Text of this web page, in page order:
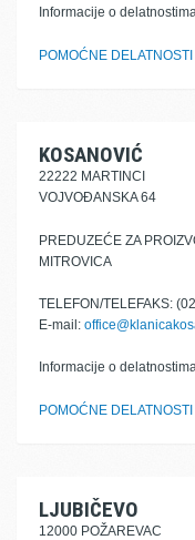
Informacije o
POMOĆNE
KOSANOVIĆ
22222 MARTINCI
VOJVOĐANSKA 64
PREDUZEĆE ZA
MITROVICA
TELEFON/TELEFAKS:
E-mail:
Informacije o
POMOĆNE
LJUBIČEVO
12000 POŽAREVAC